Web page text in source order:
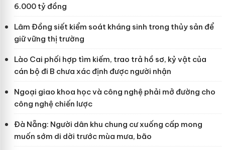
6.000 tỷ đồng
Lâm Đồng siết kiểm soát kháng sinh trong thủy sản để
giữ vững thị trường
Lào Cai phối hợp tìm kiếm, trao trả hồ sơ, kỷ vật của
cán bộ đi B chưa xác định được người nhận
Ngoại giao khoa học và công nghệ phải mở đường cho
công nghệ chiến lược
Đà Nẵng: Người dân khu chung cư xuống cấp mong
muốn sớm di dời trước mùa mưa, bão